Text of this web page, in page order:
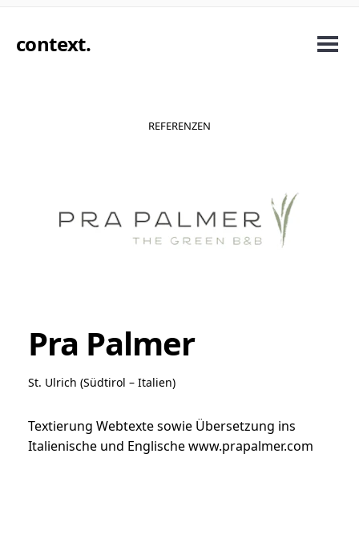
context.
REFERENZEN
Pra Palmer
St. Ulrich (Südtirol – Italien)
Textierung Webtexte sowie Übersetzung ins
Italienische und Englischewww.prapalmer.com